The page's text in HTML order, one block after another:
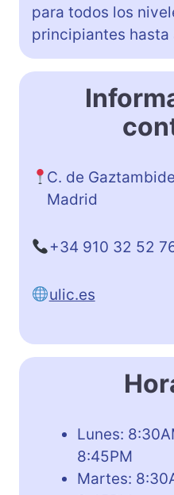
para todos los
principiantes hasta
C. de
Madrid
+34 910 32 52
ulic.es
Lunes:
8:45PM
Martes: